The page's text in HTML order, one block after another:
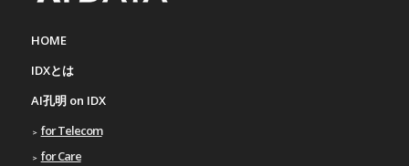
HOME
IDXとは
AI孔明 on IDX
for Telecom
for Care